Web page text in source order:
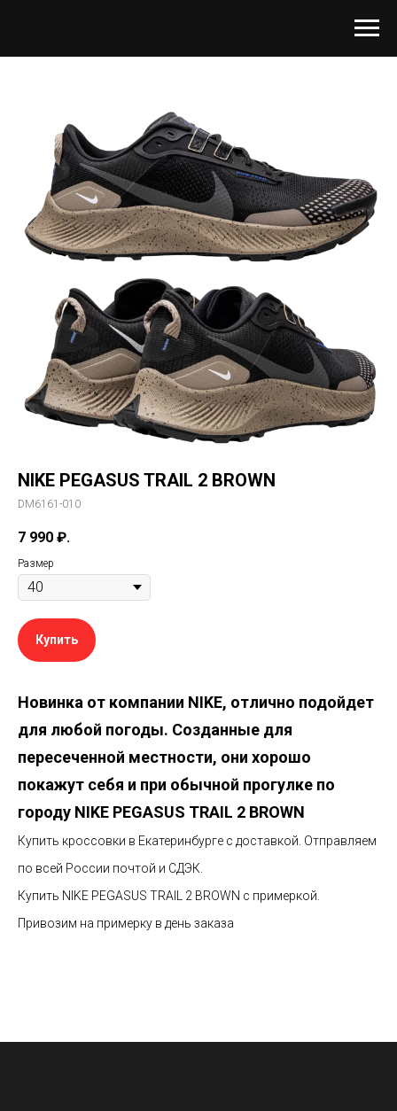
NIKE PEGASUS TRAIL 2 BROWN
DM6161-010
7 990 ₽.
Размер
Купить
Новинка от компании NIKE, отлично подойдет
для любой погоды. Созданные для
пересеченной местности, они хорошо
покажут себя и при обычной прогулке по
городу NIKE PEGASUS TRAIL 2 BROWN
Купить кроссовки в Екатеринбурге с доставкой. Отправляем
по всей России почтой и СДЭК.
Купить NIKE PEGASUS TRAIL 2 BROWN с примеркой.
Привозим на примерку в день заказа